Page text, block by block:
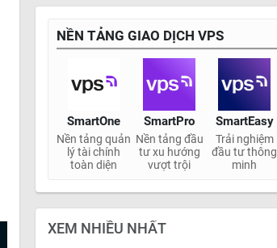
NỀN TẢNG GIAO DỊCH VPS
SmartOne SmartPro SmartEasy
Nền tảng quản
lý tài chính
toàn diện
Nền tảng đầu
tư xu hướng
vượt trội
Trải nghiệm
đầu tư thông
minh
XEM NHIỀU NHẤT